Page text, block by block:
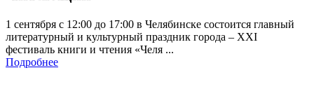
1 сентября с 12:00 до 17:00 в Челябинске состоится главный
литературный и культурный праздник города – XXI
фестиваль книги и чтения «Челя ...
Подробнее